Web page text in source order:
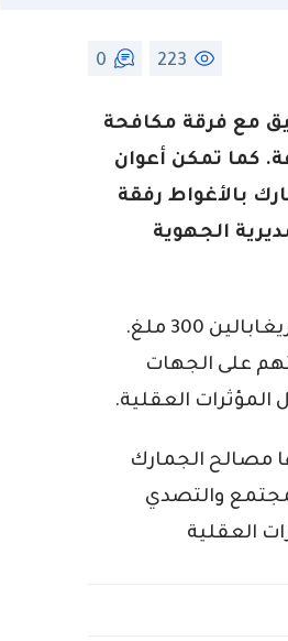
223
0
مع فرقة مكافحة
كما تمكن أعوان
بالأغواط رفقة
الجهوية
وأسفرت العمليتان عن حجز 8100 قرص مهلوس من نوع بريغابالين 300 ملغ.
3 أشخاص وإحالتهم على الجهات
العقلية.
مصالح الجمارك
والتصدي
العقلية